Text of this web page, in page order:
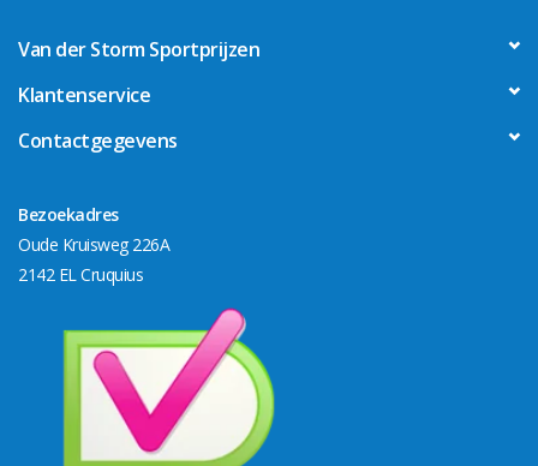
Van der Storm Sportprijzen
Klantenservice
Contactgegevens
Bezoekadres
Oude Kruisweg 226A
2142 EL Cruquius